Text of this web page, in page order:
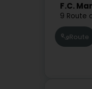
F.C.
9 Route
Route